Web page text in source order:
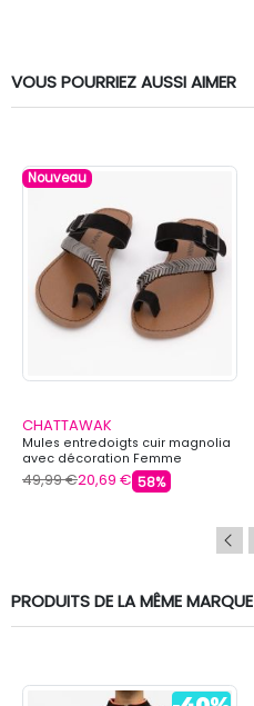
VOUS POURRIEZ AUSSI AIMER
Nouveau
CHATTAWAK
Mules entredoigts cuir magnolia
avec décoration Femme
CHATTAWAK
49,99 €20,69 € 58%
PRODUITS DE LA MÊME MARQUE